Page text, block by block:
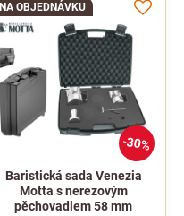
30%
NA OBJEDNÁVKU
Baristická sada Venezia
Motta s nerezovým
pěchovadlem 58 mm